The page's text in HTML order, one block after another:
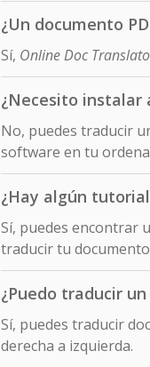
¿Un documento
Sí, Online Doc
¿Necesito instalar
No, puedes traducir
software en tu
¿Hay algún
Sí, puedes encontrar
traducir tu documento
¿Puedo traducir
Sí, puedes traducir
derecha a izquierda.